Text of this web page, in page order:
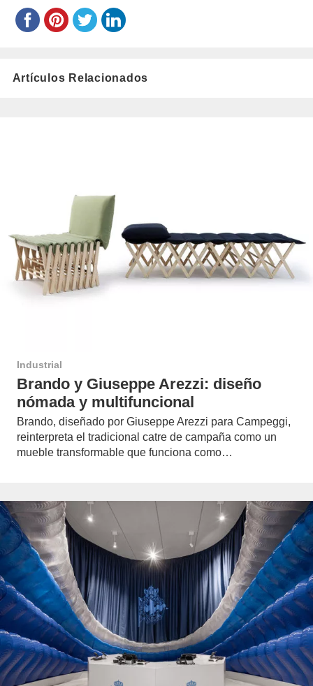
Artículos Relacionados
Industrial
Brando y Giuseppe Arezzi: diseño
nómada y multifuncional
Brando, diseñado por Giuseppe Arezzi para Campeggi,
reinterpreta el tradicional catre de campaña como un
mueble transformable que funciona como…